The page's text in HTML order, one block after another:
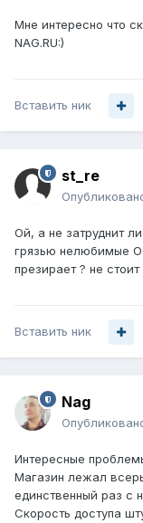
Мне интересно что
NAG.RU:)
Вставить ник
st_re
Ой, а не затруднит
грязью нелюбимые
презирает ? не
Вставить ник
Nag
Интересные
Магазин лежал
единственный раз с
Скорость доступа